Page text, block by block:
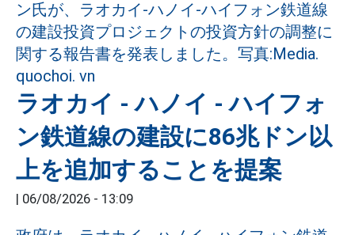
ラオカイ - ハノイ - ハイフォ
ン鉄道線の建設に86兆ドン以
上を追加することを提案
| 06/08/2026 - 13:09